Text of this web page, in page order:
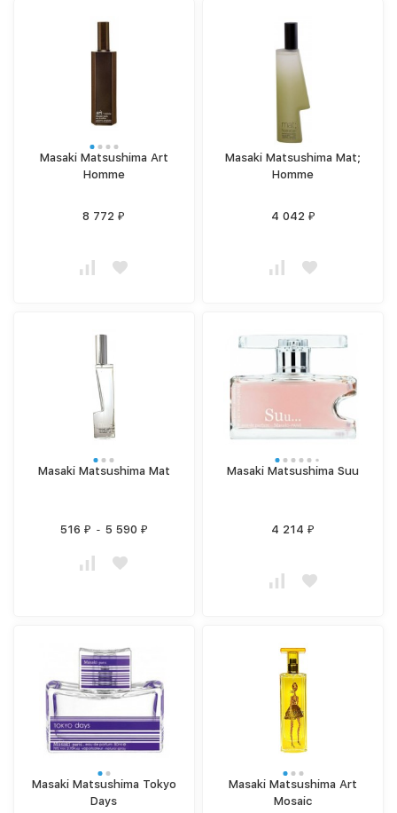
Masaki Matsushima Art
Homme
8 772₽
Masaki Matsushima Mat;
Homme
4 042 ₽
Masaki Matsushima Mat
516 ₽ - 5 590 ₽
Masaki Matsushima Suu
4 214₽
Masaki Matsushima Tokyo
Days
Masaki Matsushima Art
Mosaic